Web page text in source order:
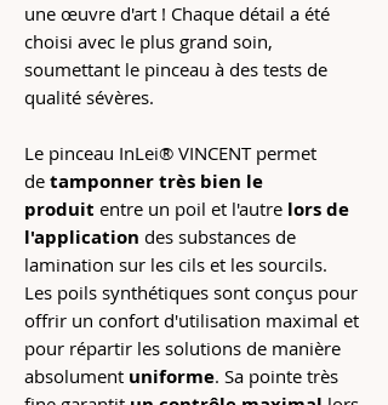
une œuvre d'art ! Chaque détail a été
choisi avec le plus grand soin,
soumettant le pinceau à des tests de
qualité sévères.
Le pinceau InLei® VINCENT permet
de tamponner très bien le
produit entre un poil et l'autre lors de
l'application des substances de
lamination sur les cils et les sourcils.
Les poils synthétiques sont conçus pour
offrir un confort d'utilisation maximal et
pour répartir les solutions de manière
absolument uniforme. Sa pointe très